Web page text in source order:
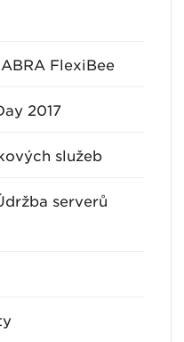
FlexiBee
2017
služeb
serverů